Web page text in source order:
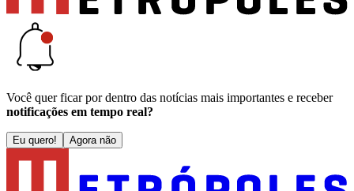
Você quer ficar por dentro das notícias mais importantes e receber
notificações em tempo real?
Eu quero! Agora não